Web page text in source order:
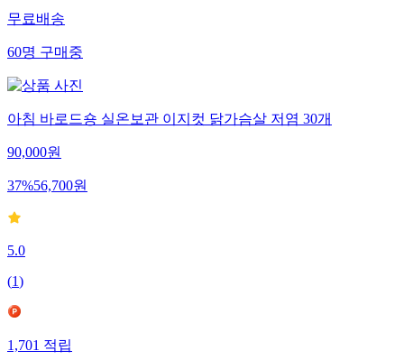
무료배송
60명구매중
아침 바로드숑 실온보관 이지컷 닭가슴살 저염 30개
90,000원
37%56,700원
5.0
(1)
1,701적립